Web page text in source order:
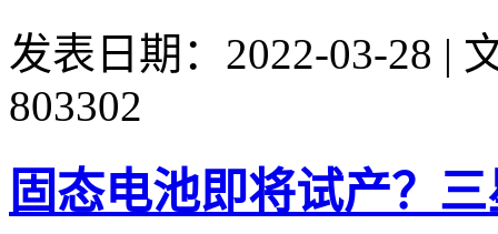
发表日期：2022-03-28 |
803302
固态电池即将试产？